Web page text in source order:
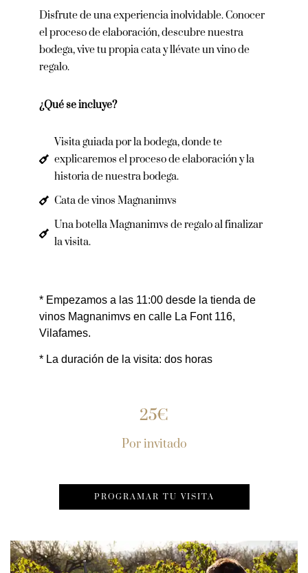
Disfrute de una experiencia inolvidable. Conocer
el proceso de elaboración, descubre nuestra
bodega, vive tu propia cata y llévate un vino de
regalo.
¿Qué se incluye?
Visita guiada por la bodega, donde te
explicaremos el proceso de elaboración y la
historia de nuestra bodega.
Cata de vinos Magnanimvs
Una botella Magnanimvs de regalo al finalizar
la visita.
* Empezamos a las 11:00 desde la tienda de
vinos Magnanimvs en calle La Font 116,
Vilafames.
* La duración de la visita: dos horas
25€
Por invitado
PROGRAMAR TU VISITA